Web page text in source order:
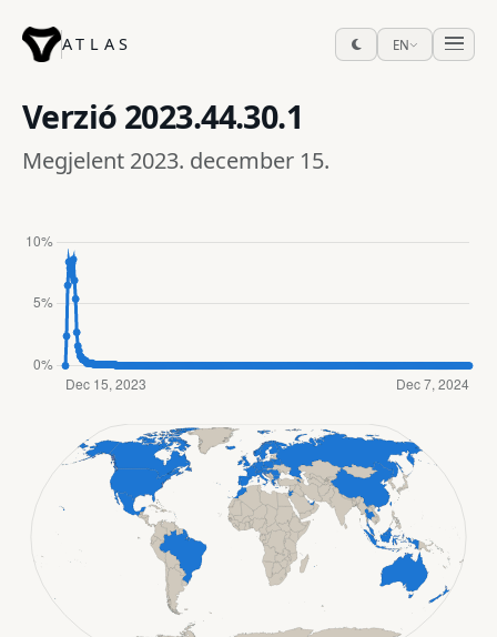
ATLAS EN
Verzió 2023.44.30.1
Megjelent 2023. december 15.